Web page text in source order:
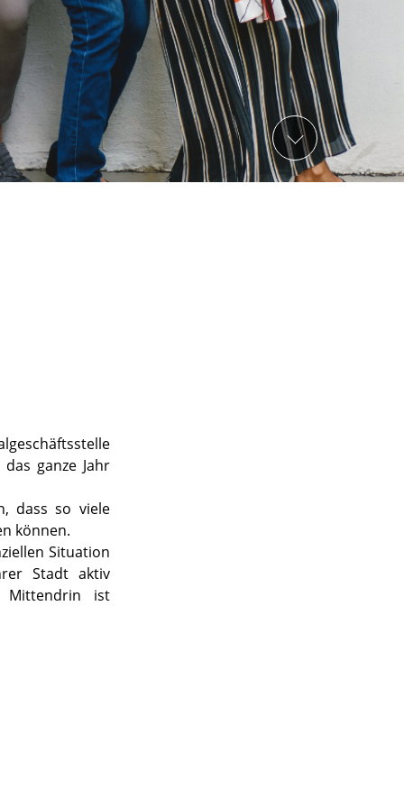
ganze Jahr
dass so viele
können.
Situation
Stadt aktiv
Mittendrin ist